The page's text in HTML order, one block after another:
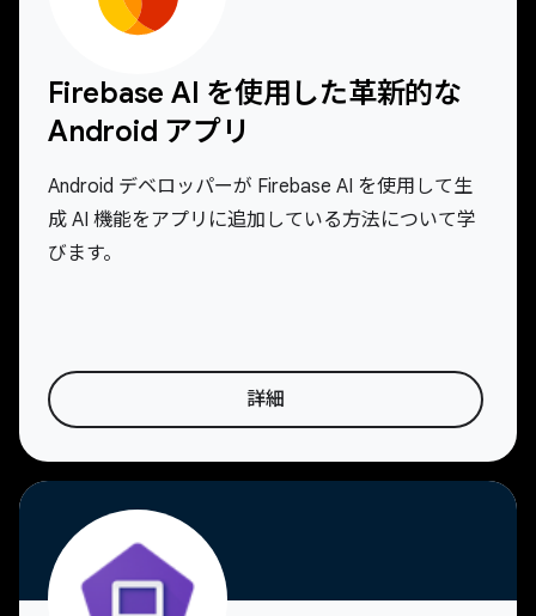
Firebase AI を使用した革新的な
Android アプリ
Android デベロッパーが Firebase AI を使用して生
成 AI 機能をアプリに追加している方法について学
びます。
詳細